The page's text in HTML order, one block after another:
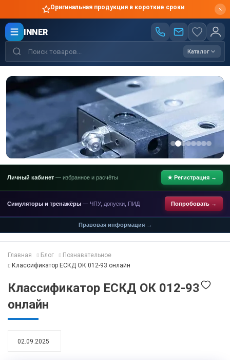
Оригинальная продукция в короткие сроки
INNER
Каталог
Личный кабинет — избранное и расчёты ★ Регистрация →
Симуляторы и тренажёры — ЧПУ, допуски, ПИД Попробовать →
Правовая информация →
Главная Блог
Познавательное
Классификатор ЕСКД ОК 012-93 онлайн
Классификатор ЕСКД ОК 012-93
онлайн
02.09.2025